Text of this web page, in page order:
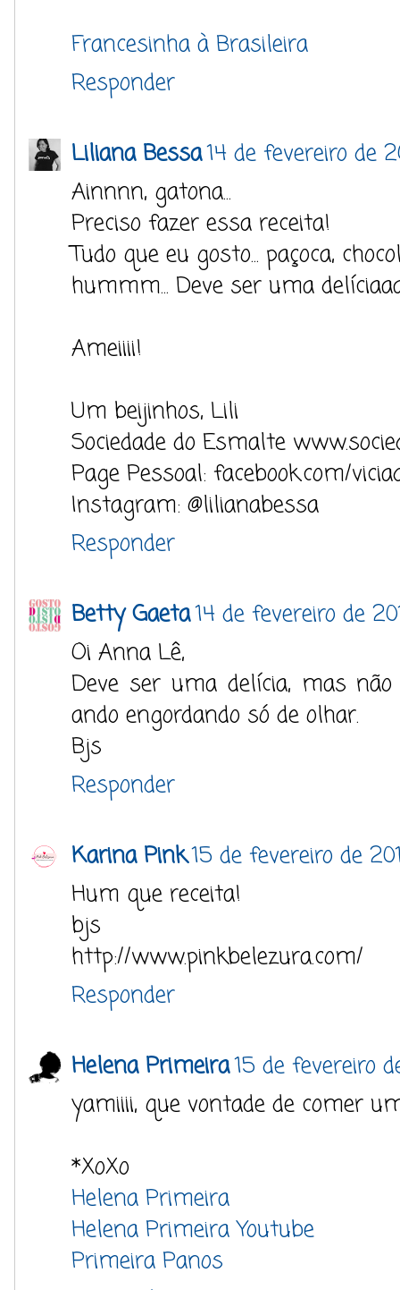
Francesinha à Brasileira
Responder
Liliana Bessa14 de fevereiro de
Ainnnn, gatona...
Preciso fazer essa receita!
Tudo que eu gosto... paçoca,
hummm... Deve ser uma
Ameiiii!
Um beijinhos, Lili
Sociedade do Esmalte
Page Pessoal: facebook.com/
Instagram: @lilianabessa
Responder
Betty Gaeta14 de fevereiro de
Oi Anna Lê,
Deve ser uma delícia, mas
ando engordando só de olhar.
Bjs
Responder
Karina Pink15 de fevereiro de
Hum que receita!
bjs
http://www.pinkbelezura.com/
Responder
Helena Primeira15 de fevereiro
yamiiii, que vontade de comer
*XoXo
Helena Primeira
Helena Primeira Youtube
Primeira Panos